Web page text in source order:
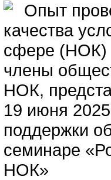
Опыт
качества
сфере (НОК)
члены
НОК,
19 июня
поддержки
семинаре
НОК»